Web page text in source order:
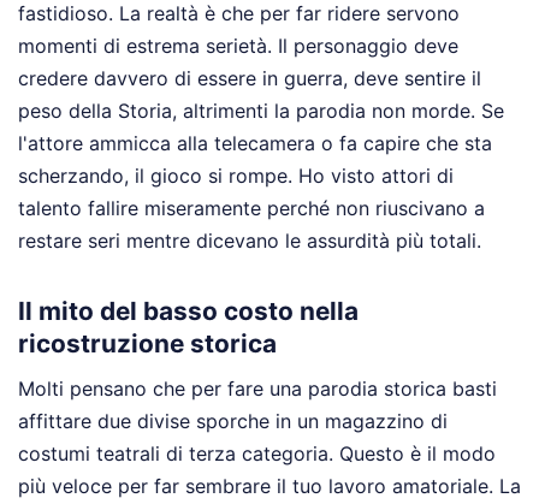
fastidioso. La realtà è che per far ridere servono
momenti di estrema serietà. Il personaggio deve
credere davvero di essere in guerra, deve sentire il
peso della Storia, altrimenti la parodia non morde. Se
l'attore ammicca alla telecamera o fa capire che sta
scherzando, il gioco si rompe. Ho visto attori di
talento fallire miseramente perché non riuscivano a
restare seri mentre dicevano le assurdità più totali.
Il mito del basso costo nella
ricostruzione storica
Molti pensano che per fare una parodia storica basti
affittare due divise sporche in un magazzino di
costumi teatrali di terza categoria. Questo è il modo
più veloce per far sembrare il tuo lavoro amatoriale. La